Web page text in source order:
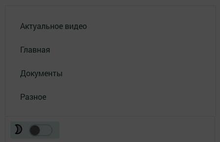
Актуальное видео
Главная
Документы
Разное